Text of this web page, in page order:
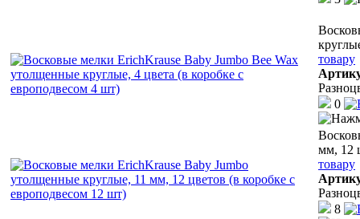
товару
0
мм, 12
товару
8